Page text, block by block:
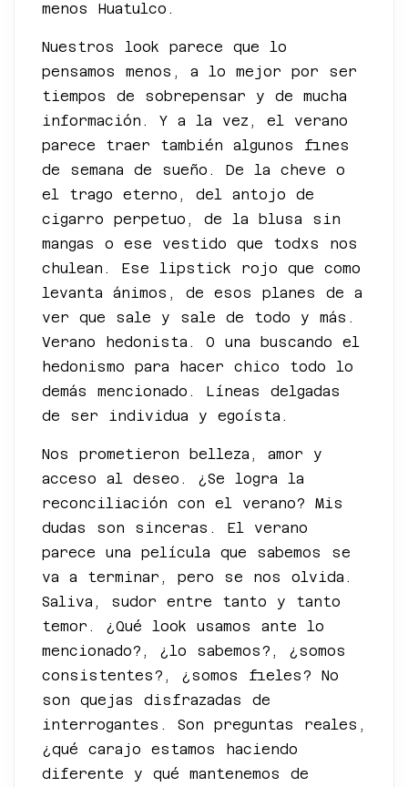
menos Huatulco.
Nuestros look parece que lo
pensamos menos, a lo mejor por ser
tiempos de sobrepensar y de mucha
información. Y a la vez, el verano
parece traer también algunos fines
de semana de sueño. De la cheve o
el trago eterno, del antojo de
cigarro perpetuo, de la blusa sin
mangas o ese vestido que todxs nos
chulean. Ese lipstick rojo que como
levanta ánimos, de esos planes de a
ver que sale y sale de todo y más.
Verano hedonista. O una buscando el
hedonismo para hacer chico todo lo
demás mencionado. Líneas delgadas
de ser individua y egoísta.
Nos prometieron belleza, amor y
acceso al deseo. ¿Se logra la
reconciliación con el verano? Mis
dudas son sinceras. El verano
parece una película que sabemos se
va a terminar, pero se nos olvida.
Saliva, sudor entre tanto y tanto
temor. ¿Qué look usamos ante lo
mencionado?, ¿lo sabemos?, ¿somos
consistentes?, ¿somos fieles? No
son quejas disfrazadas de
interrogantes. Son preguntas reales,
¿qué carajo estamos haciendo
diferente y qué mantenemos de